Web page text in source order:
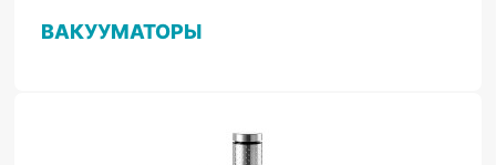
ВАКУУМАТОРЫ